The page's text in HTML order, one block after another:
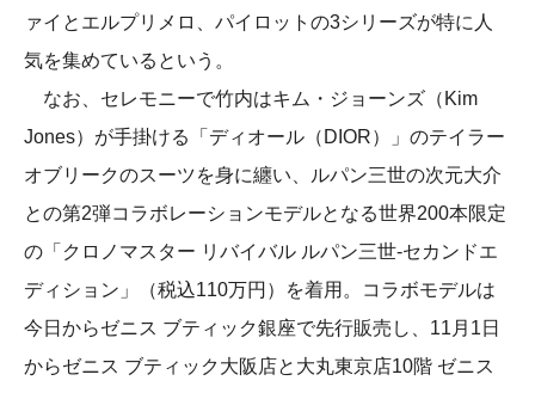
ァイとエルプリメロ、パイロットの3シリーズが特に人
気を集めているという。
なお、セレモニーで竹内はキム・ジョーンズ（Kim
Jones）が手掛ける「ディオール（DIOR）」のテイラー
オブリークのスーツを身に纏い、ルパン三世の次元大介
との第2弾コラボレーションモデルとなる世界200本限定
の「クロノマスター リバイバル ルパン三世-セカンドエ
ディション」（税込110万円）を着用。コラボモデルは
今日からゼニス ブティック銀座で先行販売し、11月1日
からゼニス ブティック大阪店と大丸東京店10階 ゼニス